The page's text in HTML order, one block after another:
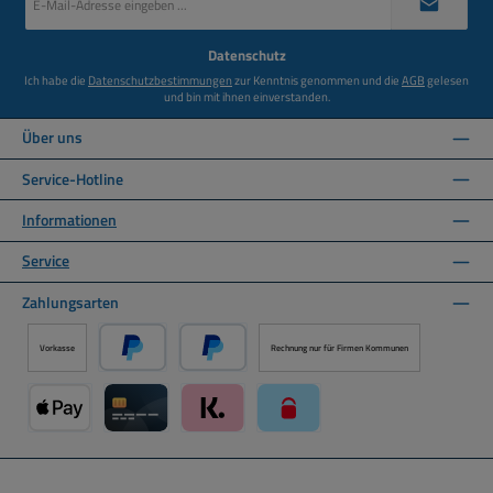
Mail-
Datenschutz
Ich habe die Datenschutzbestimmungenzur Kenntnis genommen und dieAGBgelesen
und bin mit ihnen einverstanden.
Über uns
Service-Hotline
Informationen
Service
Zahlungsarten
Vorkasse
PayPal Später Bezahlen über PayPal
Rechnung nur für Firmen Kommunen